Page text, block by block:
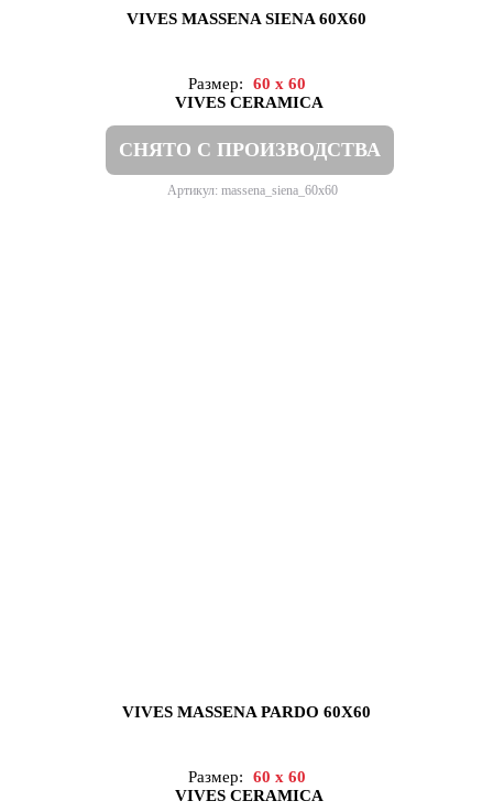
VIVES MASSENA SIENA 60X60
Размер:
60 x 60
VIVES CERAMICA
СНЯТО С ПРОИЗВОДСТВА
Артикул: massena_siena_60x60
VIVES MASSENA PARDO 60X60
Размер:
60 x 60
VIVES CERAMICA